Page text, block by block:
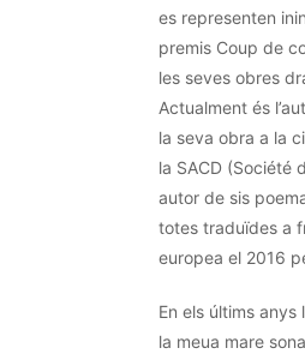
es representen
premis Coup de
les seves obres
Actualment és
la seva obra a la
la SACD (Société
autor de sis
totes traduïdes a
europea el 2016
En els últims anys
la meua mare